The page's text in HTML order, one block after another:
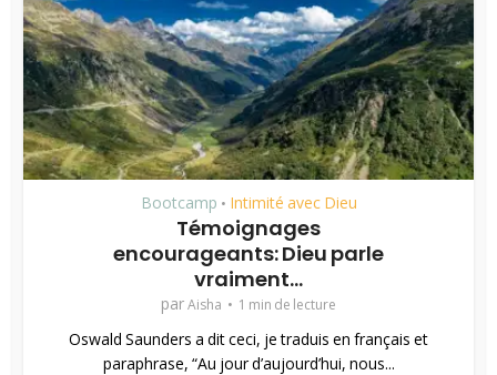
Bootcamp • Intimité avec Dieu
Témoignages
encourageants: Dieu parle
vraiment…
parAisha 1 min de lecture
Oswald Saunders a dit ceci, je traduis en français et
paraphrase, “Au jour d’aujourd’hui, nous...